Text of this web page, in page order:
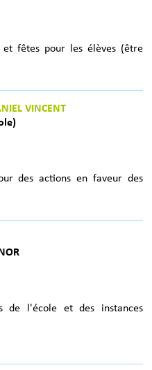
et fêtes pour les élèves (être
VINCENT
des actions en faveur des
de l'école et des instances